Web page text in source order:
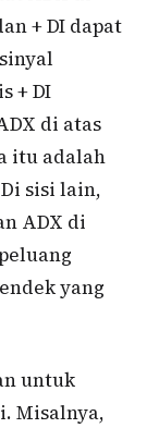
+ DI dapat
+ DI
di atas
itu adalah
sisi lain,
ADX di
yang
untuk
Misalnya,